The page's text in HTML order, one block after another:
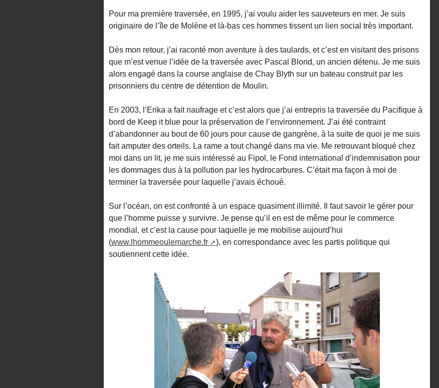
Pour ma première traversée, en 1995, j’ai voulu aider les sauveteurs en mer. Je suis
originaire de l’île de Molène et là-bas ces hommes tissent un lien social très important.
Dès mon retour, j’ai raconté mon aventure à des taulards, et c’est en visitant des prisons
que m’est venue l’idée de la traversée avec Pascal Blond, un ancien détenu. Je me suis
alors engagé dans la course anglaise de Chay Blyth sur un bateau construit par les
prisonniers du centre de détention de Moulin.
En 2003, l’Erika a fait naufrage et c’est alors que j’ai entrepris la traversée du Pacifique à
bord de Keep it blue pour la préservation de l’environnement. J’ai été contraint
d’abandonner au bout de 60 jours pour cause de gangrène, à la suite de quoi je me suis
fait amputer des orteils. La rame a tout changé dans ma vie. Me retrouvant bloqué chez
moi dans un lit, je me suis intéressé au Fipol, le Fond international d’indemnisation pour
les dommages dus à la pollution par les hydrocarbures. C’était ma façon à moi de
terminer la traversée pour laquelle j’avais échoué.
Sur l’océan, on est confronté à un espace quasiment illimité. Il faut savoir le gérer pour
que l’homme puisse y survivre. Je pense qu’il en est de même pour le commerce
mondial, et c’est la cause pour laquelle je me mobilise aujourd’hui
(www.lhommeoulemarche.fr
), en correspondance avec les partis politique qui
soutiennent cette idée.